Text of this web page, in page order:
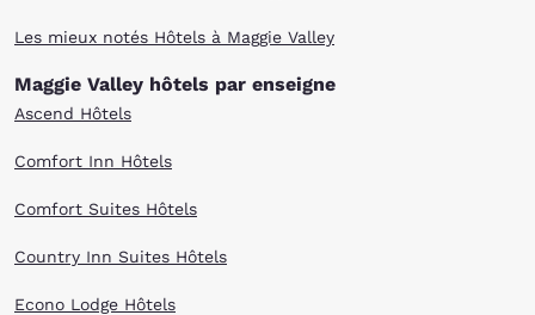
Les mieux notés Hôtels à Maggie Valley
Maggie Valley hôtels par enseigne
Ascend Hôtels
Comfort Inn Hôtels
Comfort Suites Hôtels
Country Inn Suites Hôtels
Econo Lodge Hôtels